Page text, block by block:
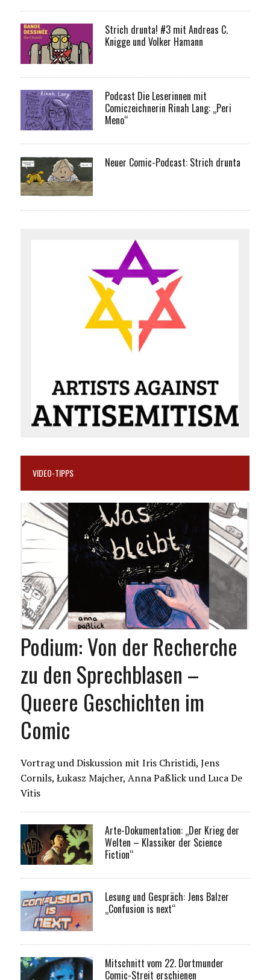
Strich drunta! #3 mit Andreas C.
Knigge und Volker Hamann
Podcast Die Leserinnen mit
Comiczeichnerin Rinah Lang: „Peri
Meno“
Neuer Comic-Podcast: Strich drunta
VIDEO-TIPPS
Podium: Von der Recherche
zu den Sprechblasen –
Queere Geschichten im
Comic
Vortrag und Diskussion mit Iris Christidi, Jens
Cornils, Łukasz Majcher, Anna Paßlick und Luca De
Vitis
Arte-Dokumentation: „Der Krieg der
Welten – Klassiker der Science
Fiction“
Lesung und Gespräch: Jens Balzer
„Confusion is next“
Mitschnitt vom 22. Dortmunder
Comic-Streit erschienen